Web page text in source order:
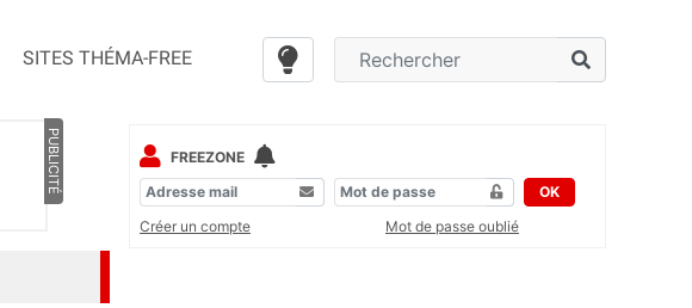
SITES THÉMA-FREE
PUBLICITÉ
FREEZONE
OK
Créer un compte
Mot de passe oublié